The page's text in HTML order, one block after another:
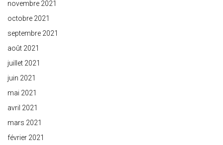
novembre 2021
octobre 2021
septembre 2021
août 2021
juillet 2021
juin 2021
mai 2021
avril 2021
mars 2021
février 2021